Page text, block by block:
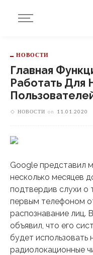
НОВОСТИ
Главная
Работать Для
НОВОСТИ on 11.01.2020
Google представил
несколько месяцев
подтвердив слухи о
первым телефоном
распознавание лиц.
объявил, что его
будет использовать
радиолокационные